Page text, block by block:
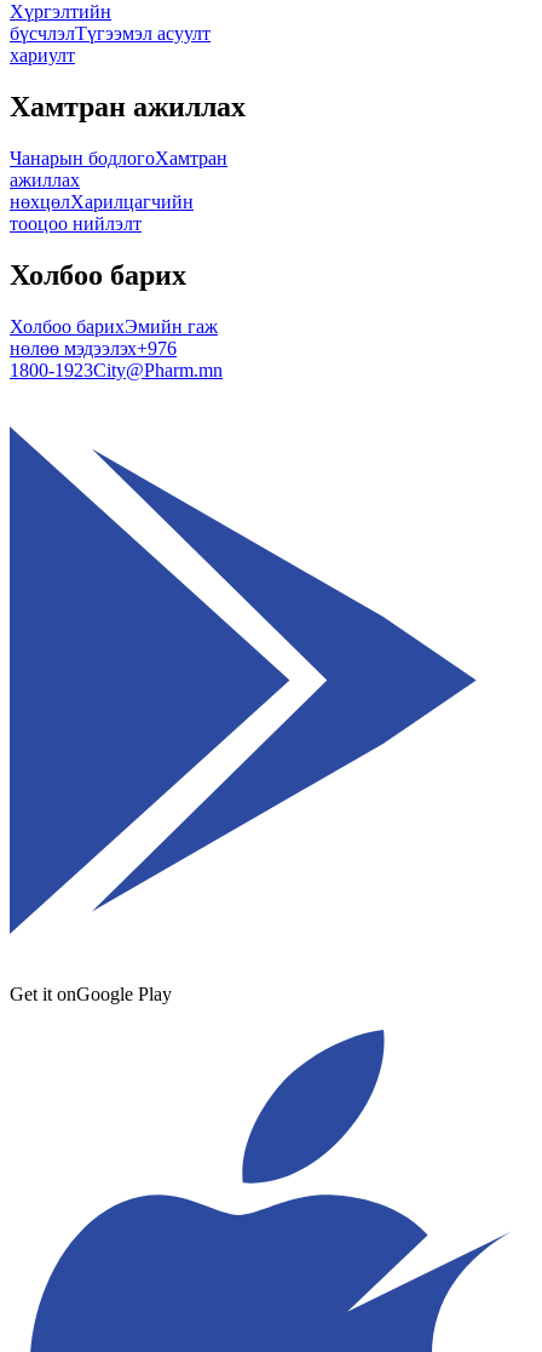
Хүргэлтийн
бүсчлэлТүгээмэл асуулт
хариулт
Хамтран ажиллах
Чанарын бодлогоХамтран
ажиллах
нөхцөлХарилцагчийн
тооцоо нийлэлт
Холбоо барих
Холбоо барихЭмийн гаж
нөлөө мэдээлэх+976
1800-1923City@Pharm.mn
Get it onGoogle Play